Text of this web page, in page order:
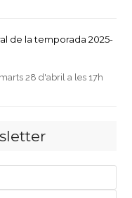
de la temporada 2025-
28 d'abril a les 17h